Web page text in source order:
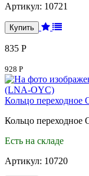
Артикул: 10721
835 Р
928 Р
Кольцо переходное
Кольцо переходное
Есть на складе
Артикул: 10720